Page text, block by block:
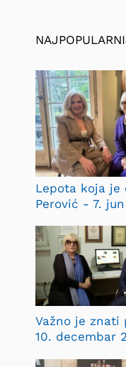
Lepota koja
Perović - 7.
Važno je znati
10. decembar